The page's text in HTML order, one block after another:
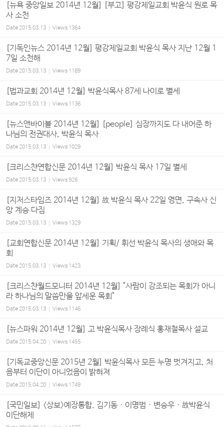
[뉴욕 중앙일보 2014년 12월] [부고] 평강제일교회 박윤식 원로 목
사 소천
Date2015.03.13 Views 1364
[기독인뉴스 2014년 12월] 평강제일교회 박윤식 목사 지난 12월 1
7일 소천해
Date2015.03.13 Views 1189
[법과교회 2014년 12월] 박윤식목사 87세 나이로 별세
Date2015.03.13 Views 1136
[뉴스앤바이블 2014년 12월] [people] 심장까지도 다 내어준 하
나님의 전권대사, 박윤식 목사
Date2015.03.13 Views 1029
[크리스챤연합신문 2014년 12월] 박윤식 목사 17일 별세
Date2015.03.13 Views926
[지저스타임즈 2014년 12월] 故 박윤식 목사 22일 영면, 구속사 신
앙 계승 다짐
Date2015.03.13 Views 1329
[교회연합신문 2014년 12월] 기획/ 휘선 박윤식 목사의 생애와 목
회
Date2015.03.13 Views 1423
[크리스챤월드모니터 2014년 12월] "사람이 강조되는 목회가 아니
라 하나님의 말씀만을 앞세운 목회"
Date2015.03.13 Views 1146
[뉴스파워 2014년 12월] 고 박윤식목사 장례식 홍재철목사 설교
Date2015.04.20 Views 1455
[기독교중앙신문 2015년 2월] 박윤식목사 모든 누명 벗겨지고, 처
음부터 이단이 아니었음이 밝혀져
Date2015.04.20 Views 1749
[국민일보] <상보>예장통합, 김기동 · 이명범 · 변승우 · 故박윤식
이단해제